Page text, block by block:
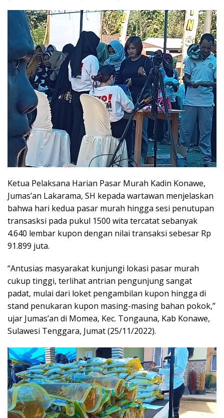
Ketua Pelaksana Harian Pasar Murah Kadin Konawe,
Jumas’an Lakarama, SH kepada wartawan menjelaskan
bahwa hari kedua pasar murah hingga sesi penutupan
transasksi pada pukul 1500 wita tercatat sebanyak
4.640 lembar kupon dengan nilai transaksi sebesar Rp
91.899 juta.
“Antusias masyarakat kunjungi lokasi pasar murah
cukup tinggi, terlihat antrian pengunjung sangat
padat, mulai dari loket pengambilan kupon hingga di
stand penukaran kupon masing-masing bahan pokok,”
ujar Jumas’an di Momea, Kec. Tongauna, Kab Konawe,
Sulawesi Tenggara, Jumat (25/11/2022).